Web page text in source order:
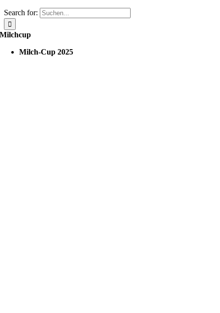
Search for:
Milchcup
Milch-Cup 2025